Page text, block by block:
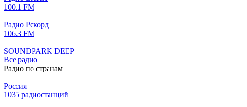
100.1 FM
Радио Рекорд
106.3 FM
SOUNDPARK DEEP
Все радио
Радио по странам
Россия
1035 радиостанций